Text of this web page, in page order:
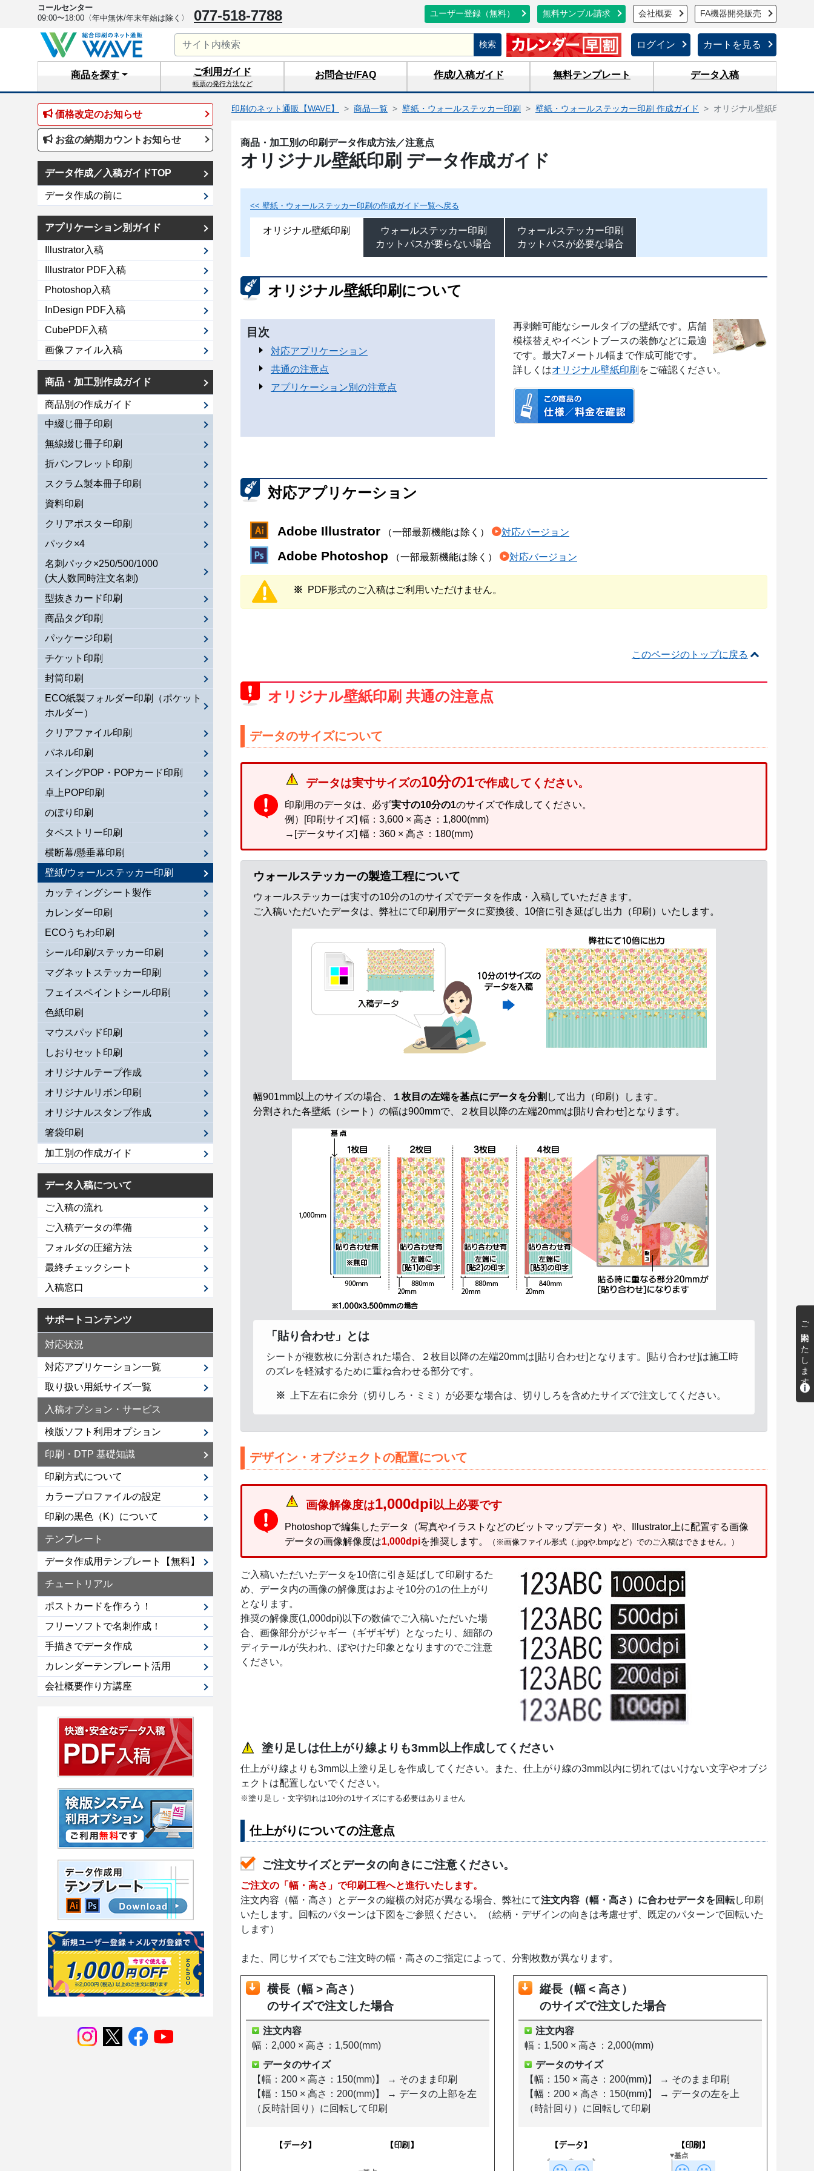
コールセンター
09:00〜18:00 〈年中無休/年末年始は除く〉 077-518-7788 ユーザー登録（無料） 無料サンプル請求 会社概要 FA機器開発販売
検索 ログイン カートを見る
商品を探す ご利用 ガイド
帳票の発行方法など
お問合せ/FAQ 作成/入稿ガイド 無料テンプレート データ入稿
印刷のネット通販【WAVE】 商品一覧 壁紙・ウォールステッカー印刷 壁紙・ウォールステッカー印刷 作成ガイド オリジナル壁紙印刷
商品・加工別の印刷データ作成方法／注意点
オリジナル壁紙印刷 データ作成ガイド
<< 壁紙・ウォールステッカー印刷の作成ガイド一覧へ戻る
オリジナル壁紙印刷
ウォールステッカー印刷
カットパスが要らない場合
ウォールステッカー印刷
カットパスが必要な場合
オリジナル壁紙印刷について
目次
対応アプリケーション
共通の注意点
アプリケーション別の注意点
再剥離可能なシールタイプの壁紙です。店舗
模様替えやイベントブースの装飾などに最適
です。最大7メートル幅まで作成可能です。
詳しくはオリジナル壁紙印刷 をご確認ください。
対応アプリケーション
Adobe Illustrator （一部最新機能は除く） 対応バージョン
Adobe Photoshop （一部最新機能は除く） 対応バージョン
PDF形式のご入稿はご利用いただけません。
このページのトップに戻る
オリジナル壁紙印刷 共通の注意点
データのサイズについて
データは実寸サイズの10分の1で作成してください。
印刷用のデータは、必ず実寸の10分の1のサイズで作成してください。
例）[印刷サイズ] 幅：3,600 × 高さ：1,800(mm)
→[データサイズ] 幅：360 × 高さ：180(mm)
ウォールステッカーの製造工程について
ウォールステッカーは実寸の10分の1のサイズでデータを作成・入稿していただきます。
ご入稿いただいたデータは、弊社にて印刷用データに変換後、10倍に引き延ばし出力（印刷）いたします。
幅901mm以上のサイズの場合、 １枚目の左端を基点にデータを分割 して出力（印刷）します。
分割された各壁紙（シート）の幅は900mmで、２枚目以降の左端20mmは[貼り合わせ]となります。
「貼り合わせ」とは
シートが複数枚に分割された場合、２枚目以降の左端20mmは[貼り合わせ]となります。[貼り合わせ]は施工時
のズレを軽減するために重ね合わせる部分です。
上下左右に余分（切りしろ・ミミ）が必要な場合は、切りしろを含めたサイズで注文してください。
デザイン・オブジェクトの配置について
画像解像度は1,000dpi 以上必要です
Photoshopで編集したデータ（写真やイラストなどのビットマップデータ）や、Illustrator上に配置する画像
データの画像解像度は1,000dpiを推奨します。 （※画像ファイル形式（.jpgや.bmpなど）でのご入稿はできません。）
ご入稿いただいたデータを10倍に引き延ばして印刷するた
め、データ内の画像の解像度はおよそ10分の1の仕上がり
となります。
推奨の解像度(1,000dpi)以下の数値でご入稿いただいた場
合、画像部分がジャギー（ギザギザ）となったり、細部の
ディテールが失われ、ぼやけた印象となりますのでご注意
ください。
塗り足しは仕上がり線よりも3mm以上作成してください
仕上がり線よりも3mm以上塗り足しを作成してください。また、仕上がり線の3mm以内に切れてはいけない文字やオブジ
ェクトは配置しないでください。
※塗り足し・文字切れは10分の1サイズにする必要はありません
仕上がりについての注意点
ご注文サイズとデータの向きにご注意ください。
ご注文の「幅・高さ」で印刷工程へと進行いたします。
注文内容（幅・高さ）とデータの縦横の対応が異なる場合、弊社にて注文内容（幅・高さ）に合わせデータを回転し印刷
いたします。回転のパターンは下図をご参照ください。（絵柄・デザインの向きは考慮せず、既定のパターンで回転いた
します）
また、同じサイズでもご注文時の幅・高さのご指定によって、分割枚数が異なります。
横長（幅 > 高さ）
のサイズで注文した場合
注文内容
幅：2,000 × 高さ：1,500(mm)
データのサイズ
【幅：200 × 高さ：150(mm)】 → そのまま印刷
【幅：150 × 高さ：200(mm)】 → データの上部を左
（反時計回り）に回転して印刷
縦長（幅 < 高さ）
のサイズで注文した場合
注文内容
幅：1,500 × 高さ：2,000(mm)
データのサイズ
【幅：150 × 高さ：200(mm)】 → そのまま印刷
【幅：200 × 高さ：150(mm)】 → データの左を上
（時計回り）に回転して印刷
価格改定のお知らせ
お盆の納期カウントお知らせ
データ作成／入稿ガイドTOP
データ作成の前に
アプリケーション別ガイド
Illustrator入稿
Illustrator PDF入稿
Photoshop入稿
InDesign PDF入稿
CubePDF入稿
画像ファイル入稿
商品・加工別作成ガイド
商品別の作成ガイド
中綴じ冊子印刷
無線綴じ冊子印刷
折パンフレット印刷
スクラム製本冊子印刷
資料印刷
クリアポスター印刷
パック×4
名刺パック×250/500/1000
(大人数同時注文名刺)
型抜きカード印刷
商品タグ印刷
パッケージ印刷
チケット印刷
封筒印刷
ECO紙製フォルダー印刷（ポケット
ホルダー）
クリアファイル印刷
パネル印刷
スイングPOP・POPカード印刷
卓上POP印刷
のぼり印刷
タペストリー印刷
横断幕/懸垂幕印刷
壁紙/ウォールステッカー印刷
カッティングシート製作
カレンダー印刷
ECOうちわ印刷
シール印刷/ステッカー印刷
マグネットステッカー印刷
フェイスペイントシール印刷
色紙印刷
マウスパッド印刷
しおりセット印刷
オリジナルテープ作成
オリジナルリボン印刷
オリジナルスタンプ作成
箸袋印刷
加工別の作成ガイド
データ入稿について
ご入稿の流れ
ご入稿データの準備
フォルダの圧縮方法
最終チェックシート
入稿窓口
サポートコンテンツ
対応状況
対応アプリケーション一覧
取り扱い用紙サイズ一覧
入稿オプション・サービス
検版ソフト利用オプション
印刷・DTP 基礎知識
印刷方式について
カラープロファイルの設定
印刷の黒色（K）について
テンプレート
データ作成用テンプレート【無料】
チュートリアル
ポストカードを作ろう！
フリーソフトで名刺作成！
手描きでデータ作成
カレンダーテンプレート活用
会社概要作り方講座
ご案内いたします